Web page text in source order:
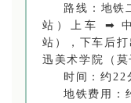
路线：地铁
站）上车 ➡
站），下车后
迅美术学院（莫
时间：约22
地铁费用：